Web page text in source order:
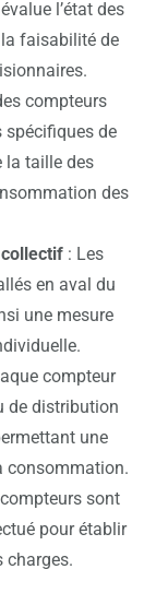
l’état des
faisabilité de
compteurs
de
la taille des
des
: Les
en aval du
une mesure
compteur
de distribution
une
consommation.
sont
pour établir
charges.